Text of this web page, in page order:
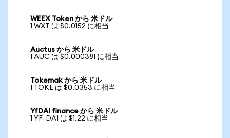
WEEX Token から 米ドル
1 WXT は $0.0152 に相当
Auctus から 米ドル
1 AUC は $0.000381 に相当
Tokemak から 米ドル
1 TOKE は $0.0353 に相当
YfDAI finance から 米ドル
1 YF-DAI は $1.22 に相当